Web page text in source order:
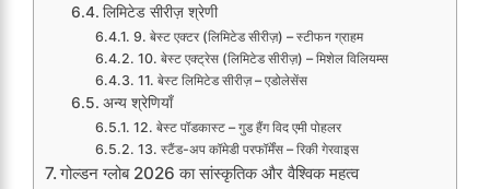
लिमिटेड सीरीज़ श्रेणी
9. बेस्ट एक्टर (लिमिटेड सीरीज़) – स्टीफन ग्राहम
10. बेस्ट एक्ट्रेस (लिमिटेड सीरीज़) – मिशेल विलियम्स
11. बेस्ट लिमिटेड सीरीज़ – एडोलेसेंस
अन्य श्रेणियाँ
12. बेस्ट पॉडकास्ट – गुड हैंग विद एमी पोहलर
13. स्टैंड-अप कॉमेडी परफॉर्मेंस – रिकी गेरवाइस
गोल्डन ग्लोब 2026 का सांस्कृतिक और वैश्विक महत्व